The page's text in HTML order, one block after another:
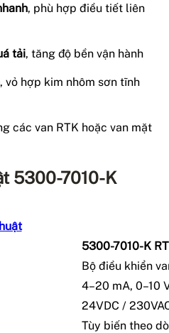
, phù hợp điều tiết liên
tải, tăng độ bền vận hành
, vỏ hợp kim nhôm sơn tĩnh
các van RTK hoặc van mặt
5300-7010-K
5300-7010-K
Bộ điều khiển
4–20 mA, 0–10
24VDC /
Tùy biến theo